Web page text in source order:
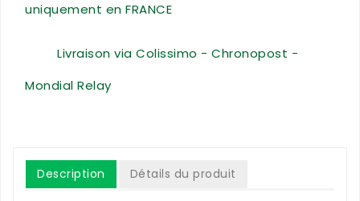
uniquement en FRANCE
Livraison via Colissimo - Chronopost -
Mondial Relay
Description Détails du produit